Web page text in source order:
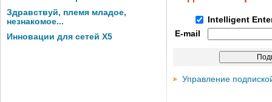
Здравствуй, племя младое,
незнакомое...
Инновации для сетей X5
Intelligent
E-mail
Управление